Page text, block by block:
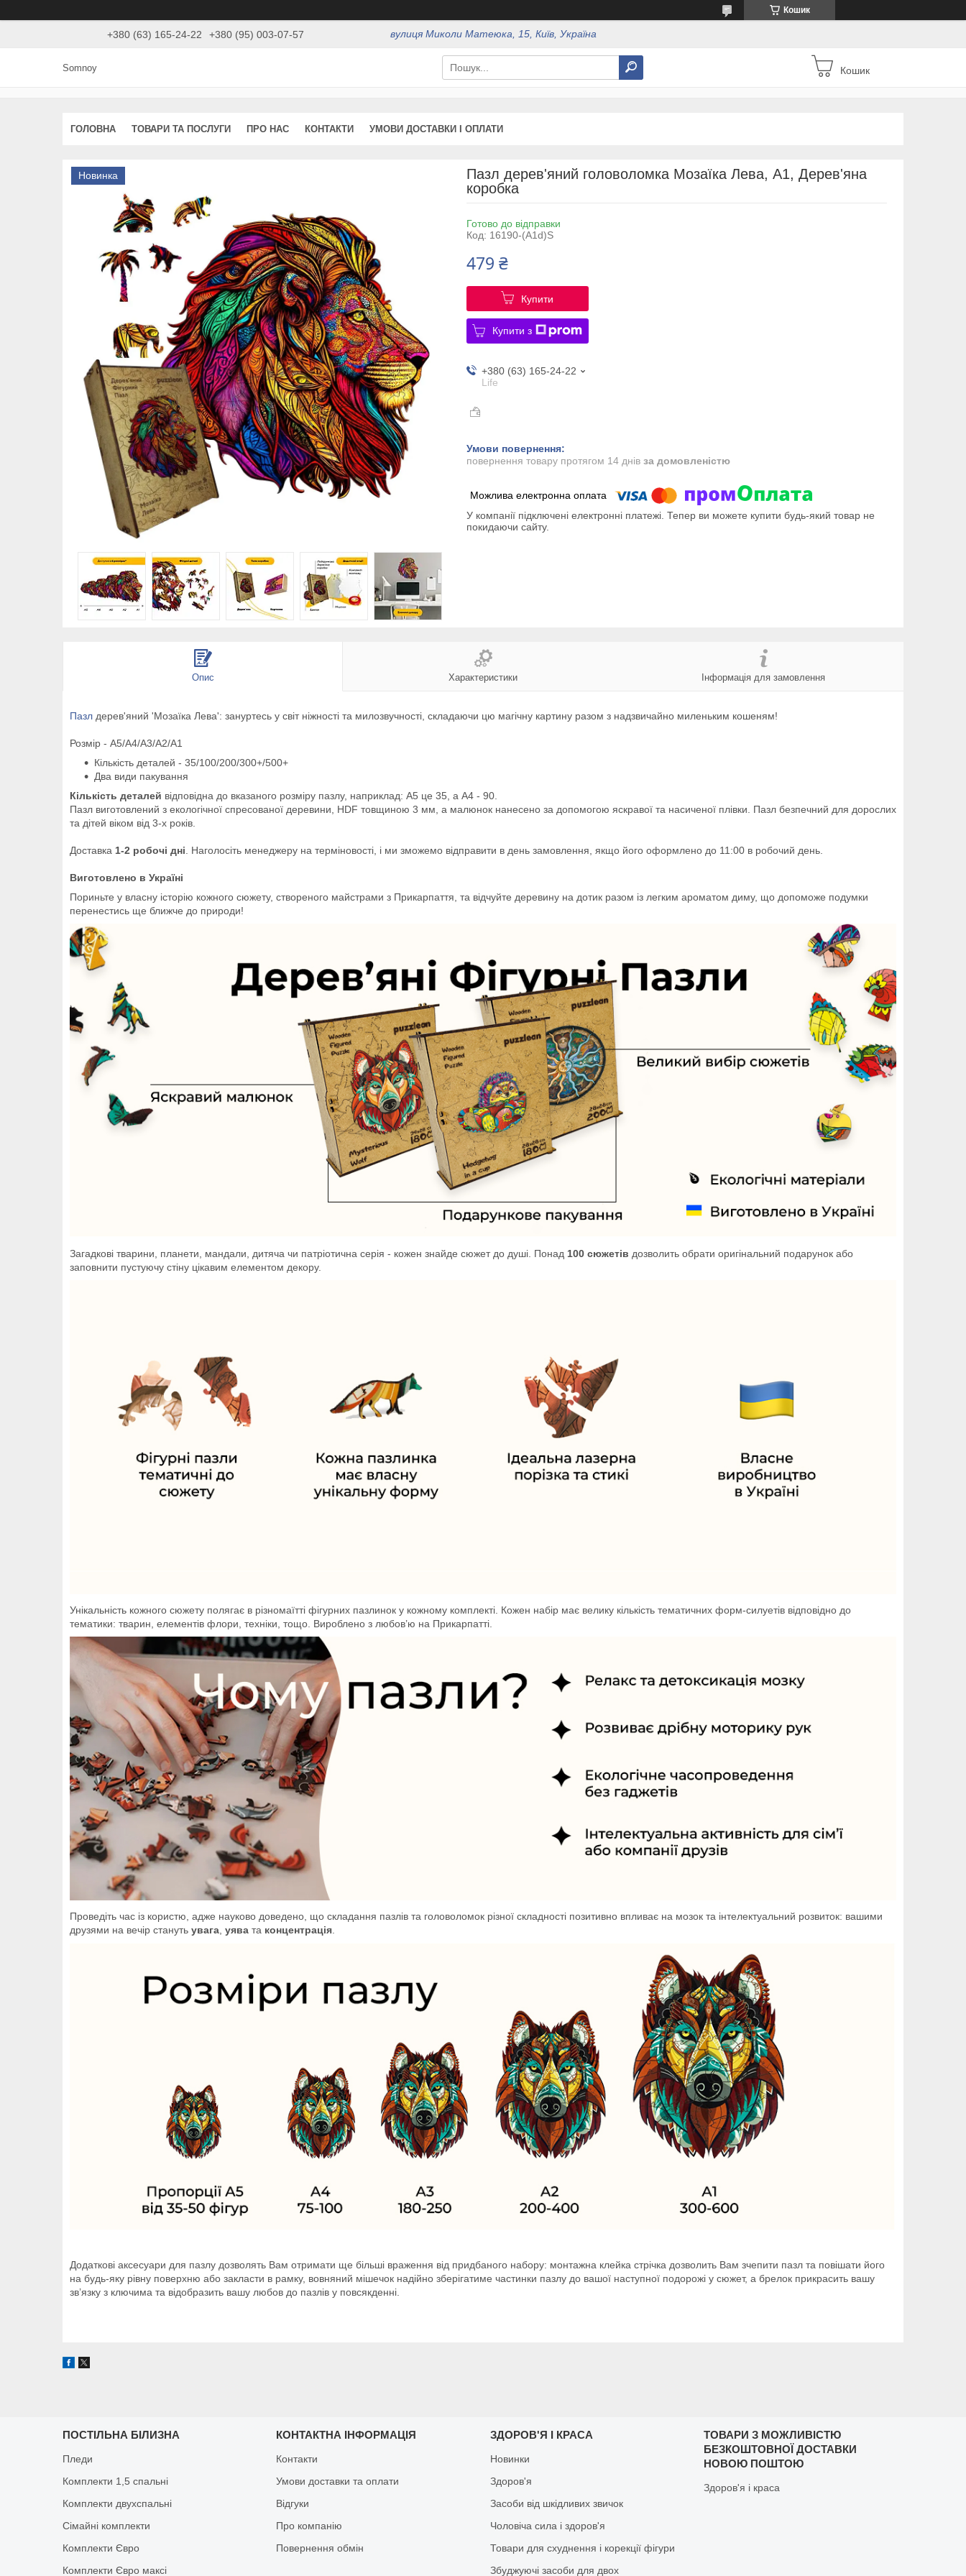
Кошик
+380 (63) 165-24-22 +380 (95) 003-07-57 вулиця Миколи Матеюка, 15, Київ, Україна
Somnoy Кошик
ГОЛОВНА ТОВАРИ ТА ПОСЛУГИ ПРО НАС КОНТАКТИ УМОВИ ДОСТАВКИ І ОПЛАТИ
Новинка
Пазл дерев'яний головоломка Мозаїка Лева, А1, Дерев'яна
коробка
Готово до відправки
Код: 16190-(A1d)S
479 ₴
Купити
Купити з
+380 (63) 165-24-22
Life
повернення товару протягом 14 днів за домовленістю
У компанії підключені електронні платежі. Тепер ви можете купити будь-який товар не
покидаючи сайту.
Опис Характеристики Інформація для замовлення
Пазл дерев'яний 'Мозаїка Лева': зануртесь у світ ніжності та милозвучності, складаючи цю магічну картину разом з надзвичайно миленьким кошеням!
Розмір - A5/A4/A3/A2/A1
Кількість деталей - 35/100/200/300+/500+
Два види пакування
Кількість деталей відповідна до вказаного розміру пазлу, наприклад: А5 це 35, а А4 - 90.
Пазл виготовлений з екологічної спресованої деревини, HDF товщиною 3 мм, а малюнок нанесено за допомогою яскравої та насиченої плівки. Пазл безпечний для дорослих
та дітей віком від 3-х років.
Доставка 1-2 робочі дні . Наголосіть менеджеру на терміновості, і ми зможемо відправити в день замовлення, якщо його оформлено до 11:00 в робочий день.
Виготовлено в Україні
Пориньте у власну історію кожного сюжету, створеного майстрами з Прикарпаття, та відчуйте деревину на дотик разом із легким ароматом диму, що допоможе подумки
перенестись ще ближче до природи!
Загадкові тварини, планети, мандали, дитяча чи патріотична серія - кожен знайде сюжет до душі. Понад 100 сюжетів дозволить обрати оригінальний подарунок або
заповнити пустуючу стіну цікавим елементом декору.
Унікальність кожного сюжету полягає в різномаїтті фігурних пазлинок у кожному комплекті. Кожен набір має велику кількість тематичних форм-силуетів відповідно до
тематики: тварин, елементів флори, техніки, тощо. Вироблено з любов’ю на Прикарпатті.
Проведіть час із користю, адже науково доведено, що складання пазлів та головоломок різної складності позитивно впливає на мозок та інтелектуальний розвиток: вашими
друзями на вечір стануть увага уява та концентрація
Додаткові аксесуари для пазлу дозволять Вам отримати ще більші враження від придбаного набору: монтажна клейка стрічка дозволить Вам зчепити пазл та повішати його
на будь-яку рівну поверхню або закласти в рамку, вовняний мішечок надійно зберігатиме частинки пазлу до вашої наступної подорожі у сюжет, а брелок прикрасить вашу
зв’язку з ключима та відобразить вашу любов до пазлів у повсякденні.
ПОСТІЛЬНА БІЛИЗНА
Пледи
Комплекти 1,5 спальні
Комплекти двухспальні
Сімайні комплекти
Комплекти Євро
Комплекти Євро максі
КОНТАКТНА ІНФОРМАЦІЯ
Контакти
Умови доставки та оплати
Відгуки
Про компанію
Повернення обмін
ЗДОРОВ'Я І КРАСА
Новинки
Здоров'я
Засоби від шкідливих звичок
Чоловіча сила і здоров'я
Товари для схуднення і корекції фігури
Збуджуючі засоби для двох
ТОВАРИ З МОЖЛИВІСТЮ
БЕЗКОШТОВНОЇ ДОСТАВКИ
НОВОЮ ПОШТОЮ
Здоров'я і краса